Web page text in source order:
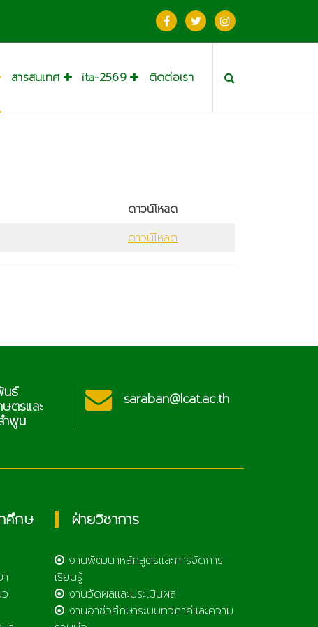
สารสนเทศ ita-2569 ติดต่อเรา
ดาวน์โหลด
ดาวน์โหลด
นธ์
ตรและ
ำพูน
saraban@lcat.ac.th
ศึกษ
ฝ่ายวิชาการ
งานพัฒนาหลักสูตรและการจัดการ
เรียนรู้
งานวัดผลและประเมินผล
งานอาชีวศึกษาระบบทวิภาคีและความ